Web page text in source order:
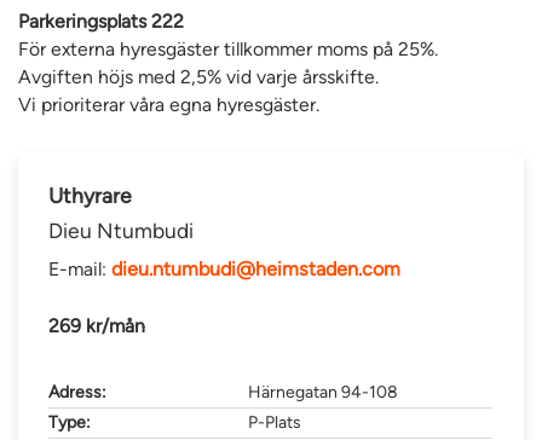
Parkeringsplats 222
För externa hyresgäster tillkommer moms på 25%.
Avgiften höjs med 2,5% vid varje årsskifte.
Vi prioriterar våra egna hyresgäster.
Uthyrare
Dieu Ntumbudi
E-mail:dieu.ntumbudi@heimstaden.com
269 kr/mån
Adress:
Härnegatan 94-108
Type:
P-Plats